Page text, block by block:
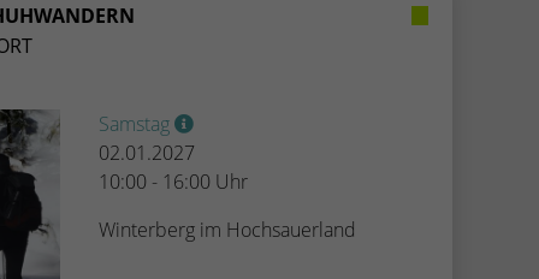
Samstag
02.01.2027
10:00 - 16:00 Uhr
Winterberg im Hochsauerland